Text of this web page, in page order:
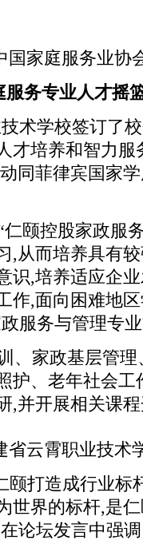
国家庭服务业协
务专业人才摇
术学校签订了
才培养和智力服
同菲律宾国家
颐控股家政服
,从而培养具有
识,培养适应企
作,面向困难地
服务与管理专
、家政基层管
护、老年社会工
,并开展相关课
省云霄职业技术
颐打造成行业标
世界的标杆,是
论坛发言中强